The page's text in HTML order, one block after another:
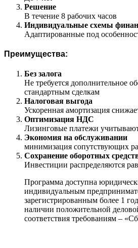
Решение
В течение 8 рабочих часов
Индивидуальные схемы
Адаптированные под
Преимущества:
Без залога
Не требуется дополнительное
стандартным сделкам
Налоговая выгода
Ускоренная амортизация
Оптимизация НДС
Лизинговые платежи
Экономия на обслуживании
минимизация сопутствующих
Сохранение оборотных
Инвестиции распределяются
Программа доступна
индивидуальным
зарегистрированным более 1
наличии положительной
соответствия требованиям –